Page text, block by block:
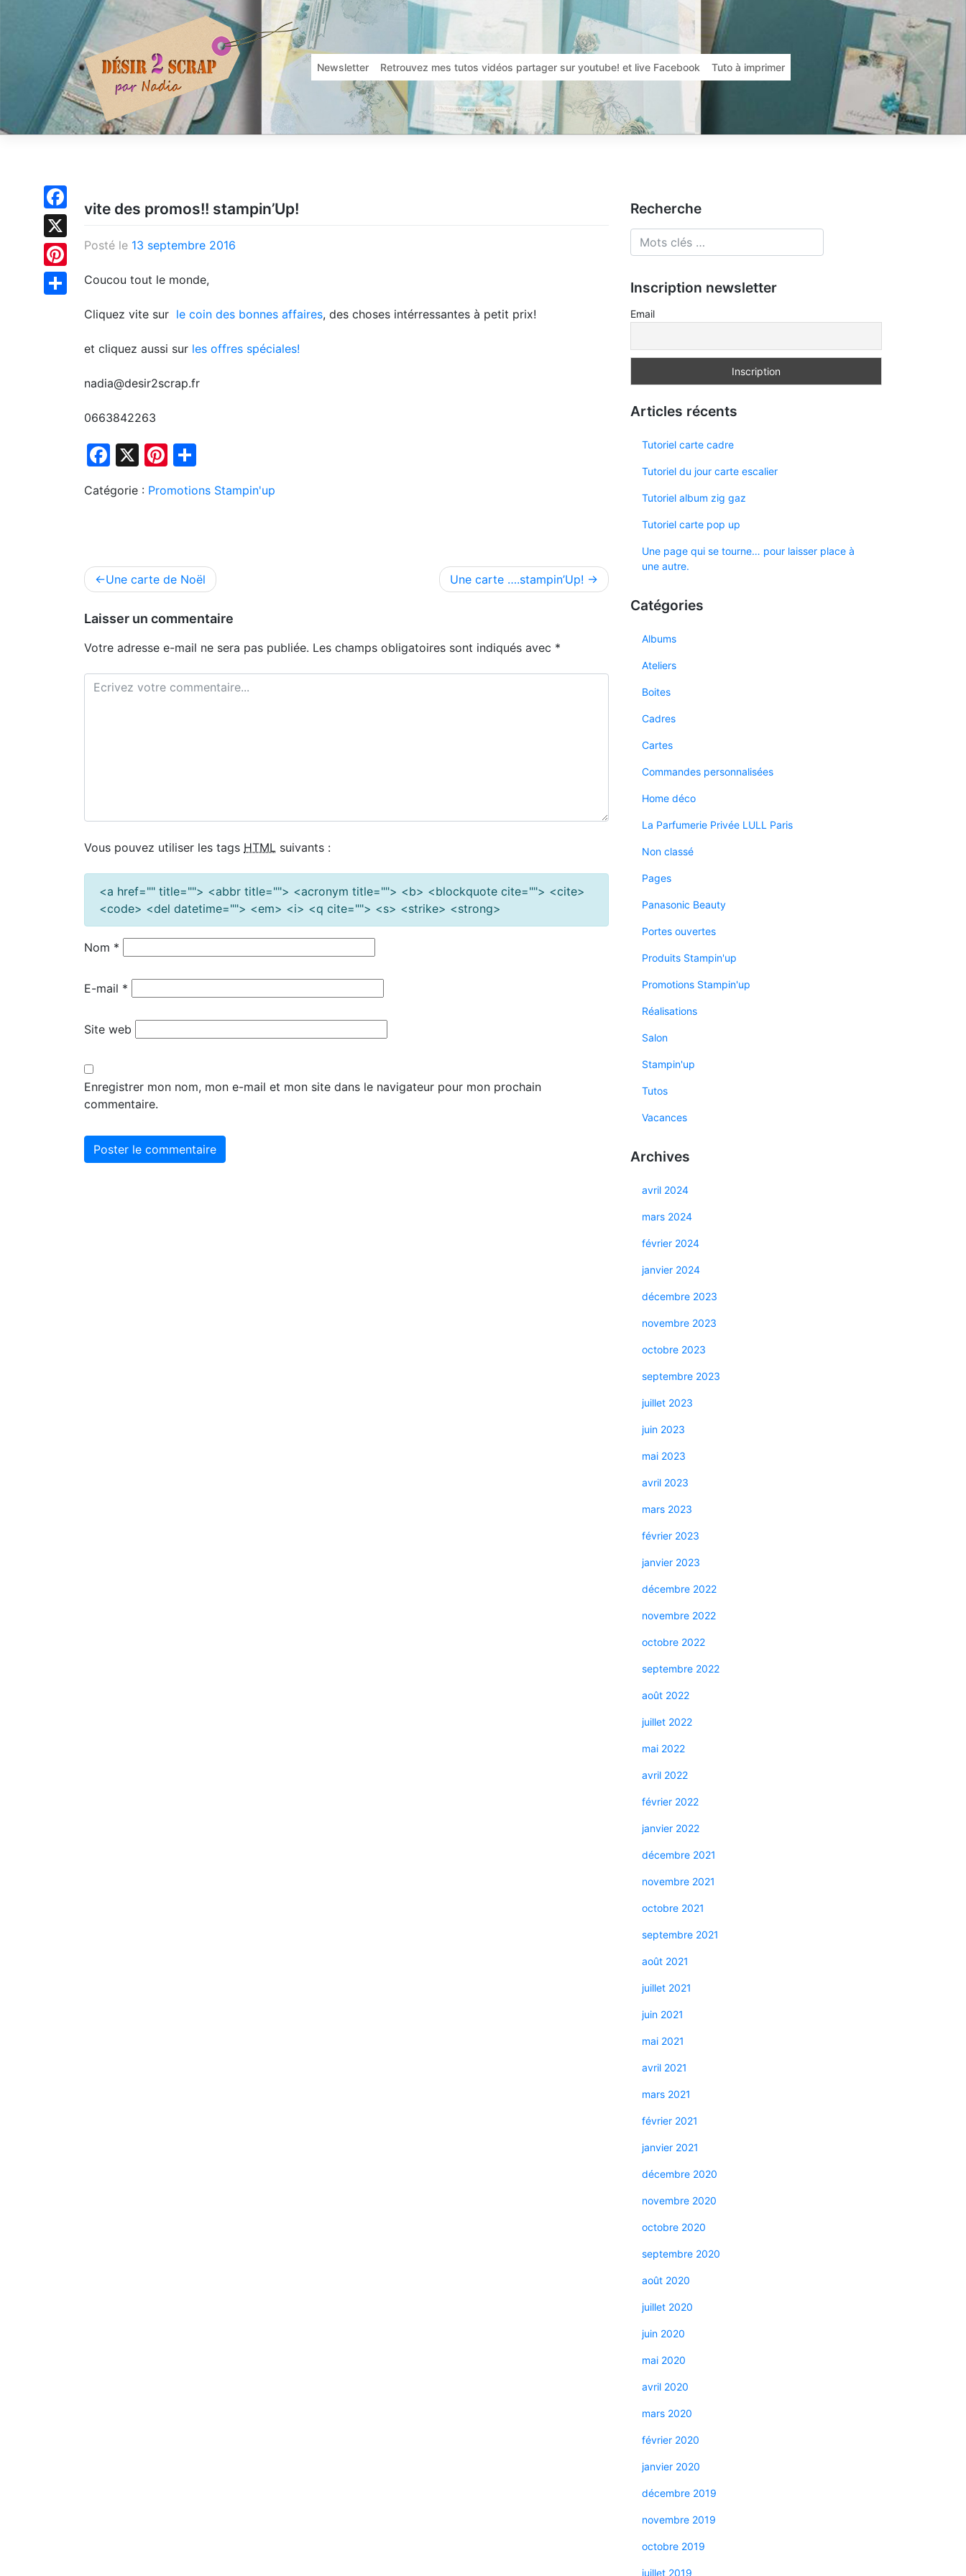
Newsletter Retrouvez mes tutos vidéos partager sur youtube! et live Facebook Tuto à imprimer
vite des promos!! stampin’Up!
Posté le 13 septembre 2016
Coucou tout le monde,
Cliquez vite sur le coin des bonnes affaires, des choses intérressantes à petit prix!
et cliquez aussi sur les offres spéciales!
nadia@desir2scrap.fr
0663842263
Facebook
X Pinterest
Catégorie : Promotions Stampin'up
Navigation
de
l’article
Une carte de Noël Une carte ….stampin’Up!
Laisser un commentaire
Votre adresse e-mail ne sera pas publiée. Les champs obligatoires sont indiqués avec *
Vous pouvez utiliser les tags HTML suivants :
<a href="" title=""> <abbr title=""> <acronym title=""> <b> <blockquote cite=""> <cite>
<code> <del datetime=""> <em> <i> <q cite=""> <s> <strike> <strong>
Nom *
E-mail *
Site web
Enregistrer mon nom, mon e-mail et mon site dans le navigateur pour mon prochain
commentaire.
Facebook
X
Pinterest
Partager
Recherche
Inscription newsletter
Email
Articles récents
Tutoriel carte cadre
Tutoriel du jour carte escalier
Tutoriel album zig gaz
Tutoriel carte pop up
Une page qui se tourne… pour laisser place à
une autre.
Catégories
Albums
Ateliers
Boites
Cadres
Cartes
Commandes personnalisées
Home déco
La Parfumerie Privée LULL Paris
Non classé
Pages
Panasonic Beauty
Portes ouvertes
Produits Stampin'up
Promotions Stampin'up
Réalisations
Salon
Stampin'up
Tutos
Vacances
Archives
avril 2024
mars 2024
février 2024
janvier 2024
décembre 2023
novembre 2023
octobre 2023
septembre 2023
juillet 2023
juin 2023
mai 2023
avril 2023
mars 2023
février 2023
janvier 2023
décembre 2022
novembre 2022
octobre 2022
septembre 2022
août 2022
juillet 2022
mai 2022
avril 2022
février 2022
janvier 2022
décembre 2021
novembre 2021
octobre 2021
septembre 2021
août 2021
juillet 2021
juin 2021
mai 2021
avril 2021
mars 2021
février 2021
janvier 2021
décembre 2020
novembre 2020
octobre 2020
septembre 2020
août 2020
juillet 2020
juin 2020
mai 2020
avril 2020
mars 2020
février 2020
janvier 2020
décembre 2019
novembre 2019
octobre 2019
juillet 2019